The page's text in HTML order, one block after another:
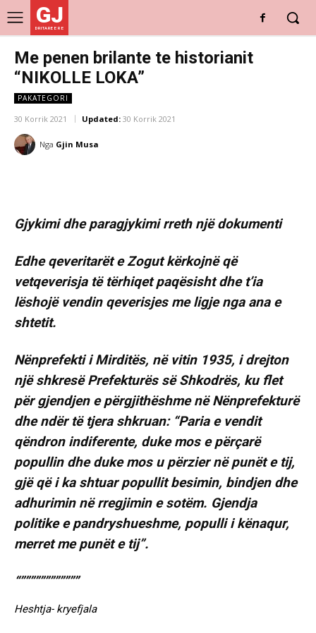
GJ
DRITARE E RE
Me penen brilante te historianit
“NIKOLLE LOKA”
PAKATEGORI
30 Korrik 2021 Updated: 30 Korrik 2021
Nga Gjin Musa
Gjykimi dhe paragjykimi rreth një dokumenti
Edhe qeveritarët e Zogut kërkojnë që
vetqeverisja të tërhiqet paqësisht dhe t’ia
lëshojë vendin qeverisjes me ligje nga ana e
shtetit.
Nënprefekti i Mirditës, në vitin 1935, i drejton
një shkresë Prefekturës së Shkodrës, ku flet
për gjendjen e përgjithëshme në Nënprefekturë
dhe ndër të tjera shkruan: “Paria e vendit
qëndron indiferente, duke mos e përçarë
popullin dhe duke mos u përzier në punët e tij,
gjë që i ka shtuar popullit besimin, bindjen dhe
adhurimin në rregjimin e sotëm. Gjendja
politike e pandryshueshme, populli i kënaqur,
merret me punët e tij”.
“””””””””””””
Heshtja- kryefjala